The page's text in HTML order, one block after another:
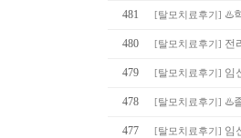
481 [탈모치료후기 ] ♨️
480 [탈모치료후기 ] 전
479 [탈모치료후기 ] 임
478 [탈모치료후기 ] ♨️
477 [탈모치료후기 ] 임